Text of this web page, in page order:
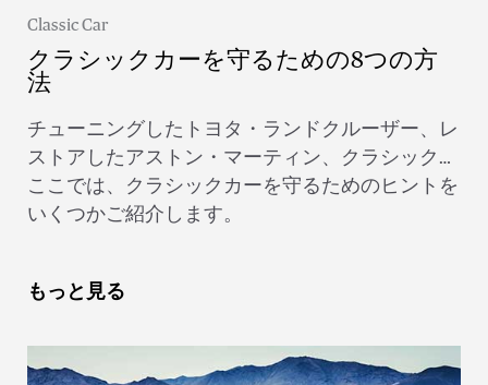
Classic Car
クラシックカーを守るための8つの方
法
チューニングしたトヨタ・ランドクルーザー、レ
ストアしたアストン・マーティン、クラシックな
マッスルカーのコレクションなど、個性的な名車
への情熱は、決して消えることがありません。そ
カーを良い状態に保つために、損傷や劣化からし
ここでは、クラシックカーを守るためのヒントを
いくつかご紹介します。
もっと見る